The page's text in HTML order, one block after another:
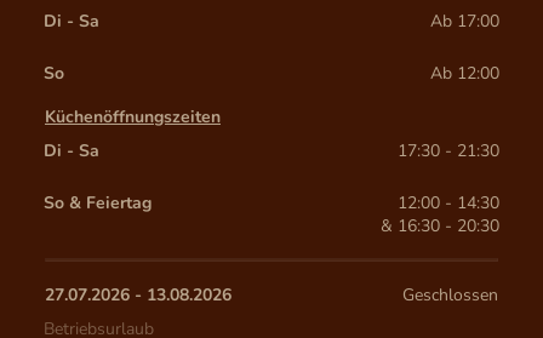
Di - Sa
Ab 17:00
So
Ab 12:00
Küchenöffnungszeiten
Di - Sa
17:30 - 21:30
So & Feiertag
12:00 - 14:30
& 16:30 - 20:30
27.07.2026 - 13.08.2026
Geschlossen
Betriebsurlaub